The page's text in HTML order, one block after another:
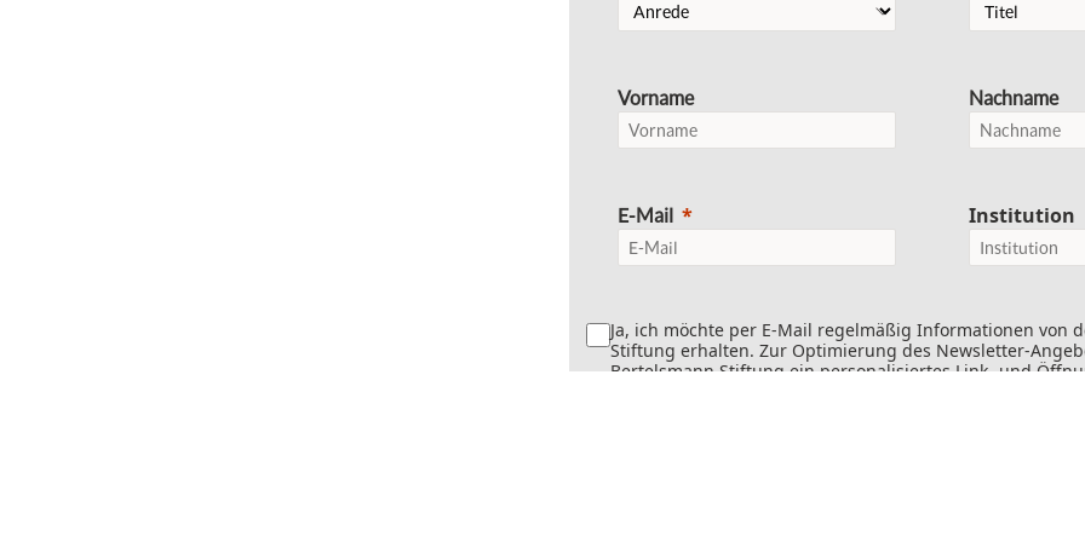
Vorname
E-Mail
Nachname
Institution
Ja, ich möchte per E-Mail regelmäßig Informationen von
Stiftung erhalten. Zur Optimierung des Newsletter-
Bertelsmann Stiftung ein personalisiertes Link- und